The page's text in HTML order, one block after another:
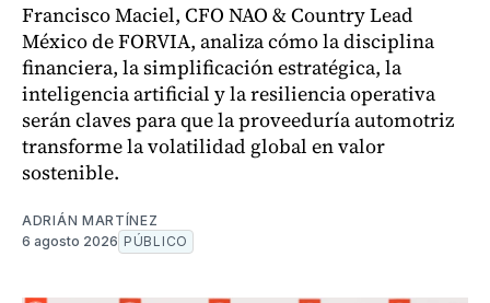
Francisco Maciel, CFO NAO & Country Lead
México de FORVIA, analiza cómo la disciplina
financiera, la simplificación estratégica, la
inteligencia artificial y la resiliencia operativa
serán claves para que la proveeduría automotriz
transforme la volatilidad global en valor
sostenible.
ADRIÁN MARTÍNEZ
6 agosto 2026 PÚBLICO